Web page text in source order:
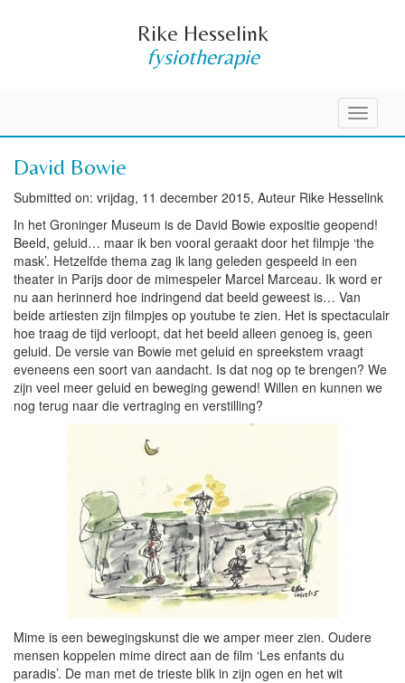
Rike Hesselink
fysiotherapie
Toggle
David Bowie
Submitted on: vrijdag, 11 december 2015, Auteur Rike Hesselink
In het Groninger Museum is de David Bowie expositie geopend!
Beeld, geluid… maar ik ben vooral geraakt door het filmpje ‘the
mask’. Hetzelfde thema zag ik lang geleden gespeeld in een
theater in Parijs door de mimespeler Marcel Marceau. Ik word er
nu aan herinnerd hoe indringend dat beeld geweest is… Van
beide artiesten zijn filmpjes op youtube te zien. Het is spectaculair
hoe traag de tijd verloopt, dat het beeld alleen genoeg is, geen
geluid. De versie van Bowie met geluid en spreekstem vraagt
eveneens een soort van aandacht. Is dat nog op te brengen? We
zijn veel meer geluid en beweging gewend! Willen en kunnen we
nog terug naar die vertraging en verstilling?
Mime is een bewegingskunst die we amper meer zien. Oudere
mensen koppelen mime direct aan de film ‘Les enfants du
paradis’. De man met de trieste blik in zijn ogen en het wit